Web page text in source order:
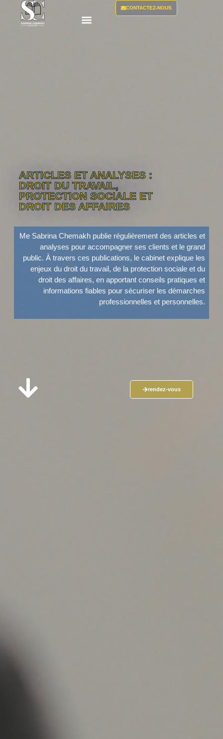
CONTACTEZ-NOUS
ARTICLES ET ANALYSES :
DROIT DU TRAVAIL,
PROTECTION SOCIALE ET
DROIT DES AFFAIRES
Me Sabrina Chemakh publie régulièrement des articles et
analyses pour accompagner ses clients et le grand
public. À travers ces publications, le cabinet explique les
enjeux du droit du travail, de la protection sociale et du
droit des affaires, en apportant conseils pratiques et
informations fiables pour sécuriser les démarches
professionnelles et personnelles.
rendez-vous